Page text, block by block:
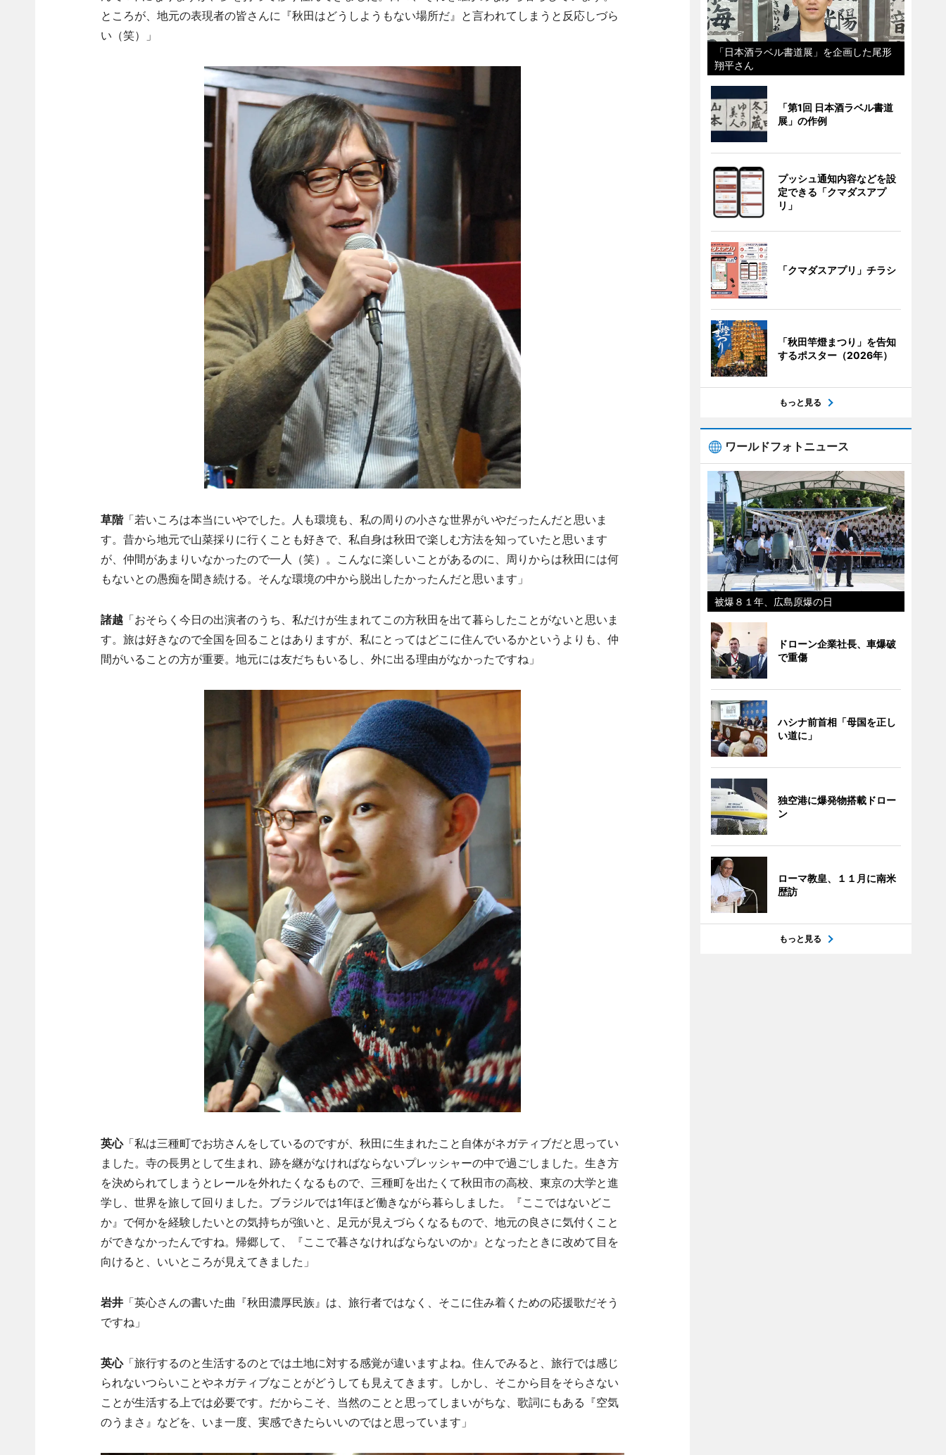
ところが、地元の表現者の皆さんに『秋田はどうしようもない場所だ』と言われてしまうと反応しづら
い（笑）」
草階「若いころは本当にいやでした。人も環境も、私の周りの小さな世界がいやだったんだと思いま
す。昔から地元で山菜採りに行くことも好きで、私自身は秋田で楽しむ方法を知っていたと思います
が、仲間があまりいなかったので一人（笑）。こんなに楽しいことがあるのに、周りからは秋田には何
もないとの愚痴を聞き続ける。そんな環境の中から脱出したかったんだと思います」
諸越「おそらく今日の出演者のうち、私だけが生まれてこの方秋田を出て暮らしたことがないと思いま
す。旅は好きなので全国を回ることはありますが、私にとってはどこに住んでいるかというよりも、仲
間がいることの方が重要。地元には友だちもいるし、外に出る理由がなかったですね」
英心「私は三種町でお坊さんをしているのですが、秋田に生まれたこと自体がネガティブだと思ってい
ました。寺の長男として生まれ、跡を継がなければならないプレッシャーの中で過ごしました。生き方
を決められてしまうとレールを外れたくなるもので、三種町を出たくて秋田市の高校、東京の大学と進
学し、世界を旅して回りました。ブラジルでは1年ほど働きながら暮らしました。『ここではないどこ
か』で何かを経験したいとの気持ちが強いと、足元が見えづらくなるもので、地元の良さに気付くこと
ができなかったんですね。帰郷して、『ここで暮さなければならないのか』となったときに改めて目を
向けると、いいところが見えてきました」
岩井「英心さんの書いた曲『秋田濃厚民族』は、旅行者ではなく、そこに住み着くための応援歌だそう
ですね」
英心「旅行するのと生活するのとでは土地に対する感覚が違いますよね。住んでみると、旅行では感じ
られないつらいことやネガティブなことがどうしても見えてきます。しかし、そこから目をそらさない
ことが生活する上では必要です。だからこそ、 当然のことと思ってしまいがちな、 歌詞にもある『空気
のうまさ』などを、いま一度、実感できたらいいのではと思っています」
「日本酒ラベル書道展」を企画した尾形
翔平さん
「第1回 日本酒ラベル書道
展」の作例
プッシュ通知内容などを設
定できる「クマダスアプ
リ」
「クマダスアプリ」チラシ
「秋田竿燈まつり」を告知
するポスター（2026年）
もっと見る
ワールドフォトニュース
被爆８１年、広島原爆の日
ドローン企業社長、車爆破
で重傷
ハシナ前首相「母国を正し
い道に」
独空港に爆発物搭載ドロー
ン
ローマ教皇、１１月に南米
歴訪
もっと見る